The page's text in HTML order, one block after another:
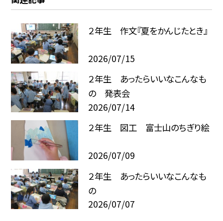
２年生 作文『夏をかんじたとき』
2026/07/15
２年生 あったらいいなこんなも
の 発表会
2026/07/14
２年生 図工 富士山のちぎり絵
2026/07/09
２年生 あったらいいなこんなも
の
2026/07/07